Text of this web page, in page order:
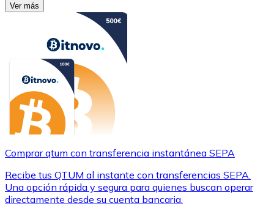
Ver más
Comprar qtum con transferencia instantánea SEPA
Recibe tus QTUM al instante con transferencias SEPA.
Una opción rápida y segura para quienes buscan operar
directamente desde su cuenta bancaria.